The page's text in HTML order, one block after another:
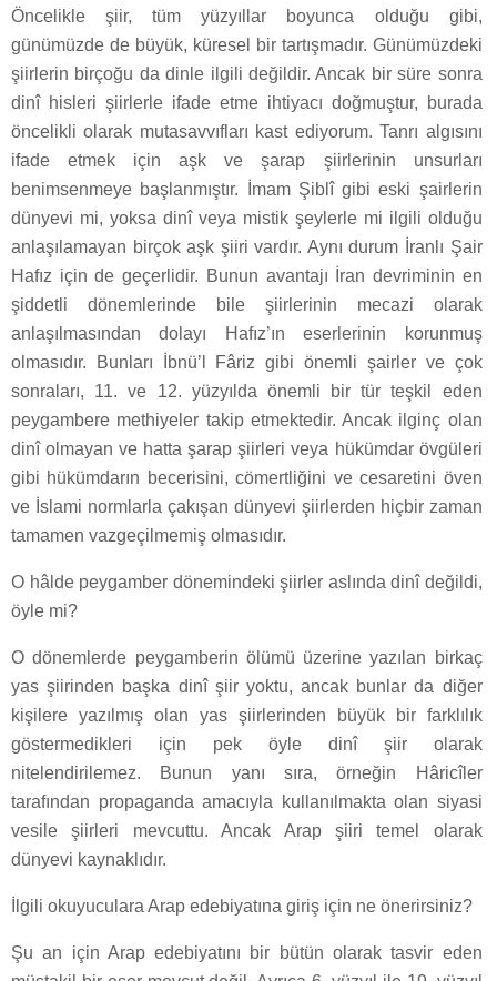
Öncelikle şiir, tüm yüzyıllar boyunca olduğu gibi,
günümüzde de büyük, küresel bir tartışmadır. Günümüzdeki
şiirlerin birçoğu da dinle ilgili değildir. Ancak bir süre sonra
dinî hisleri şiirlerle ifade etme ihtiyacı doğmuştur, burada
öncelikli olarak mutasavvıfları kast ediyorum. Tanrı algısını
ifade etmek için aşk ve şarap şiirlerinin unsurları
benimsenmeye başlanmıştır. İmam Şiblî gibi eski şairlerin
dünyevi mi, yoksa dinî veya mistik şeylerle mi ilgili olduğu
anlaşılamayan birçok aşk şiiri vardır. Aynı durum İranlı Şair
Hafız için de geçerlidir. Bunun avantajı İran devriminin en
şiddetli dönemlerinde bile şiirlerinin mecazi olarak
anlaşılmasından dolayı Hafız’ın eserlerinin korunmuş
olmasıdır. Bunları İbnü’l Fâriz gibi önemli şairler ve çok
sonraları, 11. ve 12. yüzyılda önemli bir tür teşkil eden
peygambere methiyeler takip etmektedir. Ancak ilginç olan
dinî olmayan ve hatta şarap şiirleri veya hükümdar övgüleri
gibi hükümdarın becerisini, cömertliğini ve cesaretini öven
ve İslami normlarla çakışan dünyevi şiirlerden hiçbir zaman
tamamen vazgeçilmemiş olmasıdır.
O hâlde peygamber dönemindeki şiirler aslında dinî değildi,
öyle mi?
O dönemlerde peygamberin ölümü üzerine yazılan birkaç
yas şiirinden başka dinî şiir yoktu, ancak bunlar da diğer
kişilere yazılmış olan yas şiirlerinden büyük bir farklılık
göstermedikleri için pek öyle dinî şiir olarak
nitelendirilemez. Bunun yanı sıra, örneğin Hâricîler
tarafından propaganda amacıyla kullanılmakta olan siyasi
vesile şiirleri mevcuttu. Ancak Arap şiiri temel olarak
dünyevi kaynaklıdır.
İlgili okuyuculara Arap edebiyatına giriş için ne önerirsiniz?
Şu an için Arap edebiyatını bir bütün olarak tasvir eden